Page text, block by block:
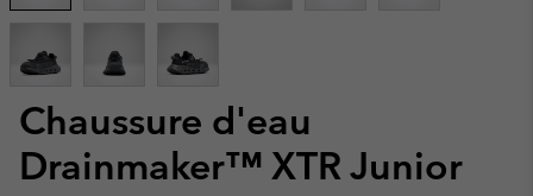
Chaussure d'eau
Drainmaker™ XTR Junior